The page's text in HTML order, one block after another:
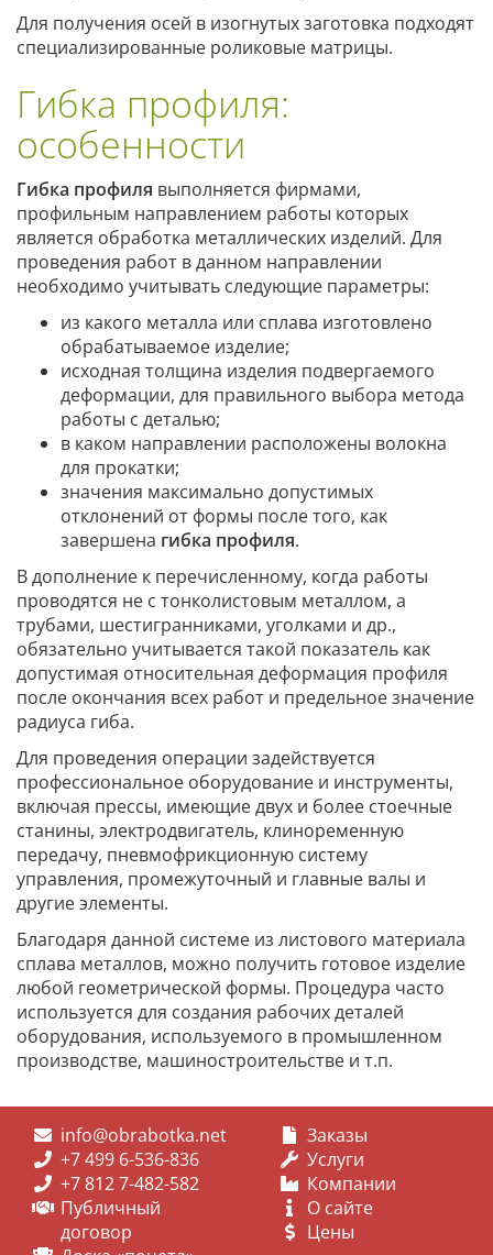
Для получения осей в изогнутых заготовка подходят
специализированные роликовые матрицы.
Гибка профиля:
особенности
Гибка профиля выполняется фирмами,
профильным направлением работы которых
является обработка металлических изделий. Для
проведения работ в данном направлении
необходимо учитывать следующие параметры:
из какого металла или сплава изготовлено
обрабатываемое изделие;
исходная толщина изделия подвергаемого
деформации, для правильного выбора метода
работы с деталью;
в каком направлении расположены волокна
для прокатки;
значения максимально допустимых
отклонений от формы после того, как
завершена гибка профиля.
В дополнение к перечисленному, когда работы
проводятся не с тонколистовым металлом, а
трубами, шестигранниками, уголками и др.,
обязательно учитывается такой показатель как
допустимая относительная деформация профиля
после окончания всех работ и предельное значение
радиуса гиба.
Для проведения операции задействуется
профессиональное оборудование и инструменты,
включая прессы, имеющие двух и более стоечные
станины, электродвигатель, клиноременную
передачу, пневмофрикционную систему
управления, промежуточный и главные валы и
другие элементы.
Благодаря данной системе из листового материала
сплава металлов, можно получить готовое изделие
любой геометрической формы. Процедура часто
используется для создания рабочих деталей
оборудования, используемого в промышленном
производстве, машиностроительстве и т.п.
info@obrabotka.net
+7 499 6-536-836
+7 812 7-482-582
Публичный
договор
Заказы
Услуги
Компании
О сайте
Цены